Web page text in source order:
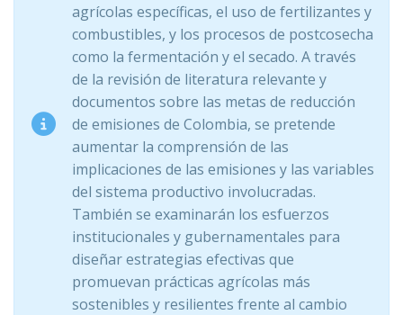
agrícolas específicas, el uso de fertilizantes y
combustibles, y los procesos de postcosecha
como la fermentación y el secado. A través
de la revisión de literatura relevante y
documentos sobre las metas de reducción
de emisiones de Colombia, se pretende
aumentar la comprensión de las
implicaciones de las emisiones y las variables
del sistema productivo involucradas.
También se examinarán los esfuerzos
institucionales y gubernamentales para
diseñar estrategias efectivas que
promuevan prácticas agrícolas más
sostenibles y resilientes frente al cambio